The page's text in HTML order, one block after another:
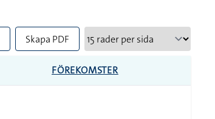
Skapa PDF
FÖREKOMSTER